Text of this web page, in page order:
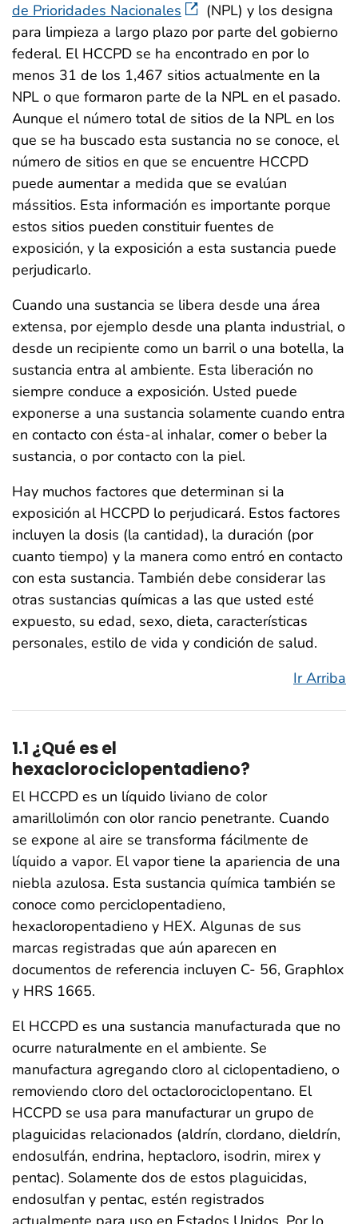
de Prioridades Nacionales
(NPL) y los designa
para limpieza a largo plazo por parte del gobierno
federal. El HCCPD se ha encontrado en por lo
menos 31 de los 1,467 sitios actualmente en la
NPL o que formaron parte de la NPL en el pasado.
Aunque el número total de sitios de la NPL en los
que se ha buscado esta sustancia no se conoce, el
número de sitios en que se encuentre HCCPD
puede aumentar a medida que se evalúan
mássitios. Esta información es importante porque
estos sitios pueden constituir fuentes de
exposición, y la exposición a esta sustancia puede
perjudicarlo.
Cuando una sustancia se libera desde una área
extensa, por ejemplo desde una planta industrial, o
desde un recipiente como un barril o una botella, la
sustancia entra al ambiente. Esta liberación no
siempre conduce a exposición. Usted puede
exponerse a una sustancia solamente cuando entra
en contacto con ésta-al inhalar, comer o beber la
sustancia, o por contacto con la piel.
Hay muchos factores que determinan si la
exposición al HCCPD lo perjudicará. Estos factores
incluyen la dosis (la cantidad), la duración (por
cuanto tiempo) y la manera como entró en contacto
con esta sustancia. También debe considerar las
otras sustancias químicas a las que usted esté
expuesto, su edad, sexo, dieta, características
personales, estilo de vida y condición de salud.
Ir Arriba
1.1 ¿Qué es el
hexaclorociclopentadieno?
El HCCPD es un líquido liviano de color
amarillolimón con olor rancio penetrante. Cuando
se expone al aire se transforma fácilmente de
líquido a vapor. El vapor tiene la apariencia de una
niebla azulosa. Esta sustancia química también se
conoce como perciclopentadieno,
hexacloropentadieno y HEX. Algunas de sus
marcas registradas que aún aparecen en
documentos de referencia incluyen C- 56, Graphlox
y HRS 1665.
El HCCPD es una sustancia manufacturada que no
ocurre naturalmente en el ambiente. Se
manufactura agregando cloro al ciclopentadieno, o
removiendo cloro del octaclorociclopentano. El
HCCPD se usa para manufacturar un grupo de
plaguicidas relacionados (aldrín, clordano, dieldrín,
endosulfán, endrina, heptacloro, isodrin, mirex y
pentac). Solamente dos de estos plaguicidas,
endosulfan y pentac, estén registrados